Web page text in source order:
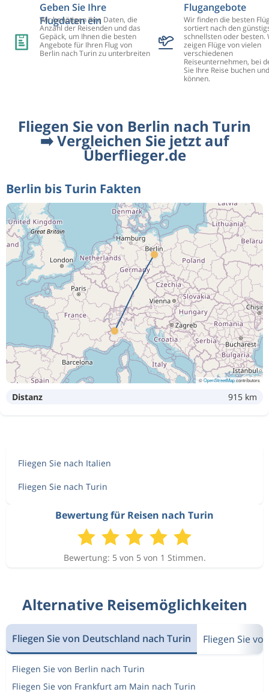
Geben Sie Ihre
Flugdaten ein
Wir benötigen Ihre Daten, die
Anzahl der Reisenden und das
Gepäck, um Ihnen die besten
Angebote für Ihren Flug von
Berlin nach Turin zu unterbreiten
Flugangebote
Wir finden die besten
sortiert nach den
schnellsten oder besten.
zeigen Flüge von vielen
verschiedenen
Reiseunternehmen, bei
Sie Ihre Reise buchen
können.
Fliegen Sie von Berlin nach Turin
➡️ Vergleichen Sie jetzt auf
Überflieger.de
Berlin bis Turin Fakten
©OpenStreetMapcontributors
Distanz 915 km
Fliegen Sie nach Italien
Fliegen Sie nach Turin
Bewertung für Reisen nach Turin
Bewertung: 5 von 5 von 1 Stimmen.
Alternative Reisemöglichkeiten
Fliegen Sie von Deutschland nach Turin Fliegen Sie
Fliegen Sie von Berlin nach Turin
Fliegen Sie von Frankfurt am Main nach Turin